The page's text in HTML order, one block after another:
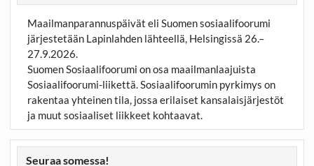
Maailmanparannuspäivät eli Suomen sosiaalifoorumi
järjestetään Lapinlahden lähteellä, Helsingissä 26.–
27.9.2026.
Suomen Sosiaalifoorumi on osa maailmanlaajuista
Sosiaalifoorumi-liikettä. Sosiaalifoorumin pyrkimys on
rakentaa yhteinen tila, jossa erilaiset kansalaisjärjestöt
ja muut sosiaaliset liikkeet kohtaavat.
Seuraa somessa!